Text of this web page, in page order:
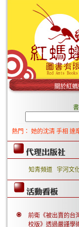
關於紅
熱門： 她的沈清 手相 達
知青頻道 宇河文
前衛《被出賣的台
校版》透過嚴謹學